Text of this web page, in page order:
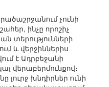
չունի
ինչը որոշիչ
տերությունների
և վերջիններիս
է Ադրբեջանի
վերաբերմունքով։
լուրջ խնդիրներ ունի